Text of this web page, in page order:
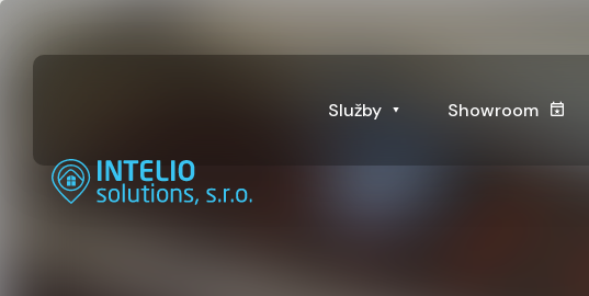
Služby Showroom